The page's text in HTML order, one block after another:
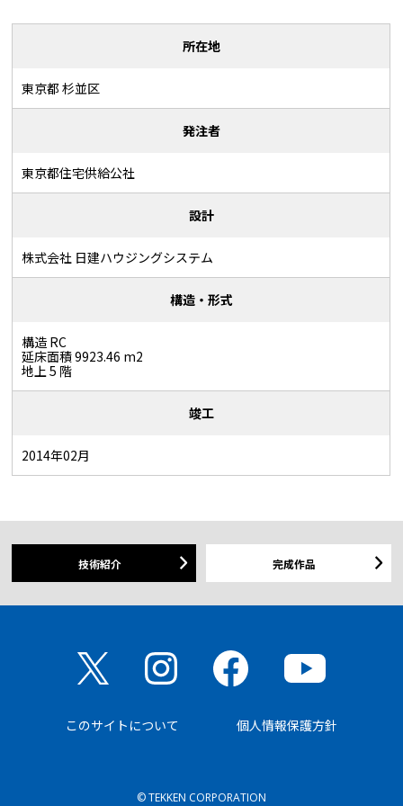
所在地
東京都 杉並区
発注者
東京都住宅供給公社
設計
株式会社 日建ハウジングシステム
構造・形式
構造 RC
延床面積 9923.46 m2
地上 5 階
竣工
2014年02月
技術紹介 完成作品
このサイトについて 個人情報保護方針
© TEKKEN CORPORATION